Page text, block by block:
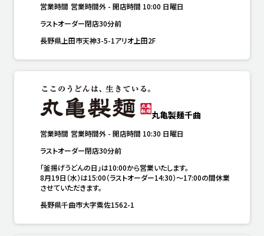
営業時間 営業時間外 - 開店時間 10:00 日曜日
ラストオーダー閉店30分前
長野県上田市天神3-5-1アリオ上田2F
丸亀製麺千曲
営業時間 営業時間外 - 開店時間 10:30 日曜日
ラストオーダー閉店30分前
「釜揚げうどんの日」は10:00から営業いたします。
8月19日（水）は15:00（ラストオーダー14:30）～17:00の間休業
させていただきます。
長野県千曲市大字粟佐1562-1